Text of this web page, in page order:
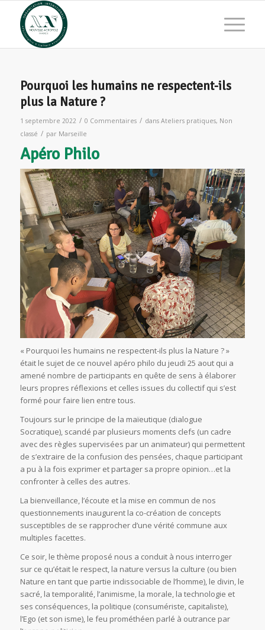
Pourquoi les humains ne respectent-ils
plus la Nature ?
1 septembre 2022 / 0 Commentaires / dans Ateliers pratiques, Non
classé / par Marseille
Apéro Philo
« Pourquoi les humains ne respectent-ils plus la Nature ? »
était le sujet de ce nouvel apéro philo du jeudi 25 aout qui a
amené nombre de participants en quête de sens à élaborer
leurs propres réflexions et celles issues du collectif qui s’est
formé pour faire lien entre tous.
Toujours sur le principe de la maïeutique (dialogue
Socratique), scandé par plusieurs moments clefs (un cadre
avec des règles supervisées par un animateur) qui permettent
de s’extraire de la confusion des pensées, chaque participant
a pu à la fois exprimer et partager sa propre opinion…et la
confronter à celles des autres.
La bienveillance, l’écoute et la mise en commun de nos
questionnements inaugurent la co-création de concepts
susceptibles de se rapprocher d’une vérité commune aux
multiples facettes.
Ce soir, le thème proposé nous a conduit à nous interroger
sur ce qu’était le respect, la nature versus la culture (ou bien
Nature en tant que partie indissociable de l’homme), le divin, le
sacré, la temporalité, l’animisme, la morale, la technologie et
ses conséquences, la politique (consumériste, capitaliste),
l’Ego (et son isme), le feu prométhéen parlé à outrance par